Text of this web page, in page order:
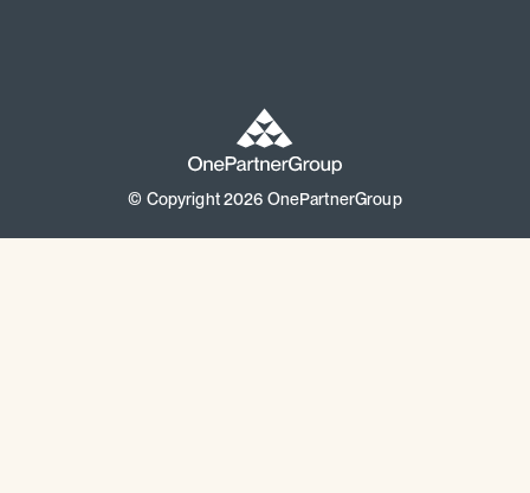
© Copyright2026 OnePartnerGroup